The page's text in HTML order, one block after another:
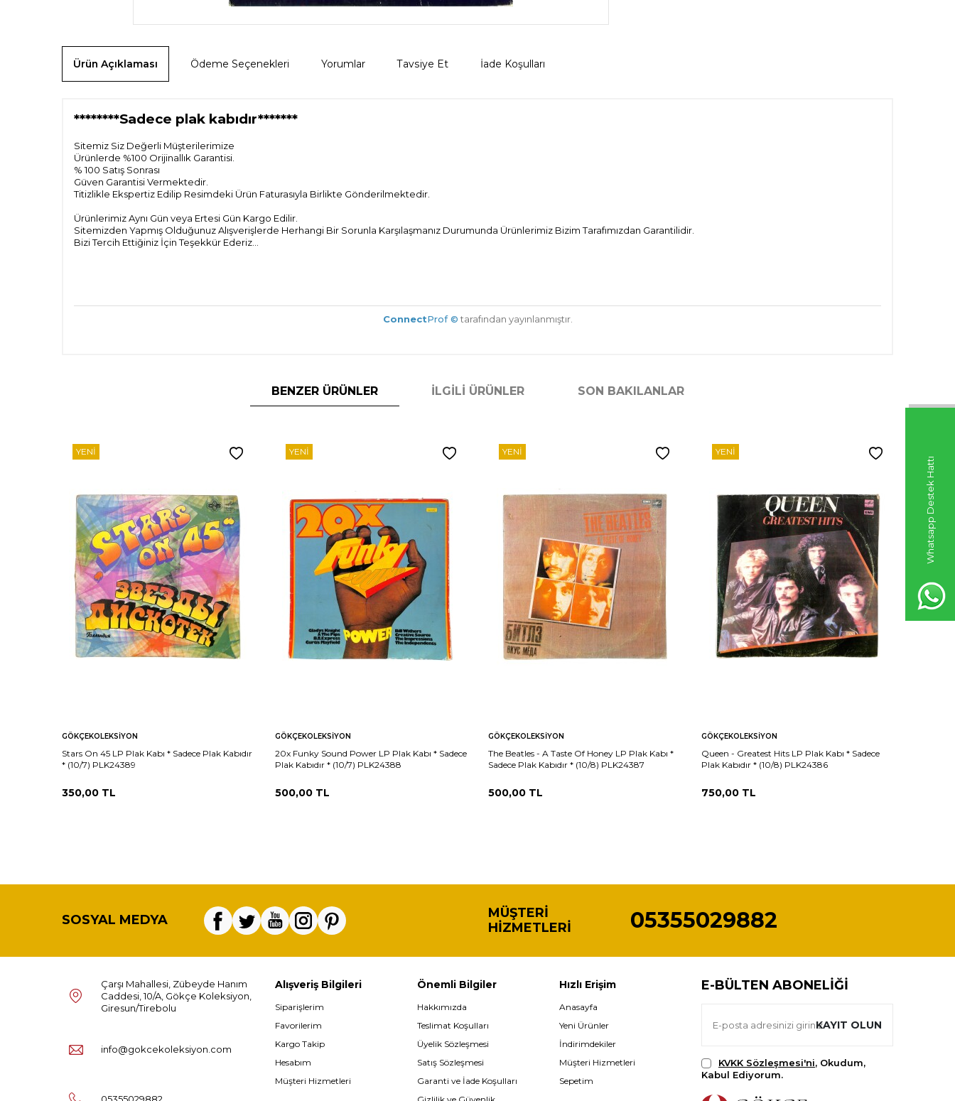
Whatsapp Destek Hattı
Ürün Açıklaması Ödeme Seçenekleri Yorumlar Tavsiye Et İade Koşulları
********Sadece plak kabıdır*******
Sitemiz Siz Değerli Müşterilerimize
Ürünlerde %100 Orijinallık Garantisi.
% 100 Satış Sonrası
Güven Garantisi Vermektedir.
Titizlikle Ekspertiz Edilip Resimdeki Ürün Faturasıyla Birlikte Gönderilmektedir.
Ürünlerimiz Aynı Gün veya Ertesi Gün Kargo Edilir.
Sitemizden Yapmış Olduğunuz Alışverişlerde Herhangi Bir Sorunla Karşılaşmanız Durumunda Ürünlerimiz Bizim Tarafımızdan Garantilidir.
Bizi Tercih Ettiğiniz İçin Teşekkür Ederiz...
ConnectProf © tarafından yayınlanmıştır.
BENZER ÜRÜNLER İLGILI ÜRÜNLER SON BAKILANLAR
YENI
GÖKÇEKOLEKSIYON
Stars On 45 LP Plak Kabı * Sadece Plak Kabıdır
* (10/7) PLK24389
350,00 TL
YENI
GÖKÇEKOLEKSIYON
20x Funky Sound Power LP Plak Kabı * Sadece
Plak Kabıdır * (10/7) PLK24388
500,00 TL
YENI
GÖKÇEKOLEKSIYON
The Beatles - A Taste Of Honey LP Plak Kabı *
Sadece Plak Kabıdır * (10/8) PLK24387
500,00 TL
YENI
GÖKÇEKOLEKSIYON
Queen - Greatest Hits LP Plak Kabı * Sadece
Plak Kabıdır * (10/8) PLK24386
750,00 TL
SOSYAL MEDYA
MÜŞTERI
HIZMETLERI
05355029882
Çarşı Mahallesi, Zübeyde Hanım
Caddesi, 10/A, Gökçe Koleksiyon,
Giresun/Tirebolu
info@gokcekoleksiyon.com
Alışveriş Bilgileri
Siparişlerim
Favorilerim
Kargo Takip
Hesabım
Müşteri Hizmetleri
Önemli Bilgiler
Hakkımızda
Teslimat Koşulları
Üyelik Sözleşmesi
Satış Sözleşmesi
Garanti ve İade Koşulları
Hızlı Erişim
Anasayfa
Yeni Ürünler
İndirimdekiler
Müşteri Hizmetleri
Sepetim
E-BÜLTEN ABONELIĞI
KAYIT OLUN
KVKK Sözleşmesi'ni, Okudum,
Kabul Ediyorum.